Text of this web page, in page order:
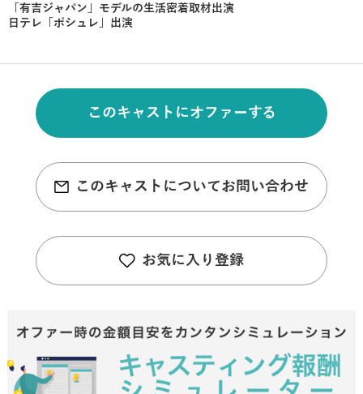
「有吉ジャパン」モデルの生活密着取材出演
日テレ「ポシュレ」出演
このキャストにオファーする
このキャストについてお問い合わせ
お気に入り登録